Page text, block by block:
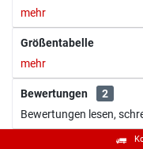
mehr
Größentabelle
mehr
Bewertungen
2
Bewertungen lesen,